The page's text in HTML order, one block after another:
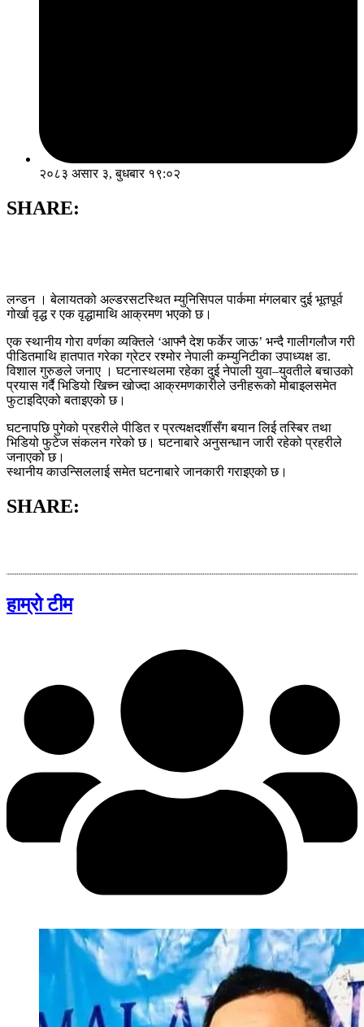
२०८३ असार ३, बुधबार १९:०२
SHARE:
लन्डन । बेलायतको अल्डरसटस्थित म्युनिसिपल पार्कमा मंगलबार दुई भूतपूर्व
गोर्खा वृद्ध र एक वृद्धामाथि आक्रमण भएको छ।
एक स्थानीय गोरा वर्णका व्यक्तिले ‘आफ्नै देश फर्केर जाऊ’ भन्दै गालीगलौज गरी
पीडितमाथि हातपात गरेका ग्रेटर रश्मोर नेपाली कम्युनिटीका उपाध्यक्ष डा.
विशाल गुरुङले जनाए । घटनास्थलमा रहेका दुई नेपाली युवा–युवतीले बचाउको
प्रयास गर्दै भिडियो खिच्न खोज्दा आक्रमणकारीले उनीहरूको मोबाइलसमेत
फुटाइदिएको बताइएको छ।
घटनापछि पुगेको प्रहरीले पीडित र प्रत्यक्षदर्शीसँग बयान लिई तस्बिर तथा
भिडियो फुटेज संकलन गरेको छ। घटनाबारे अनुसन्धान जारी रहेको प्रहरीले
जनाएको छ।
स्थानीय काउन्सिललाई समेत घटनाबारे जानकारी गराइएको छ।
SHARE:
हाम्रो टीम